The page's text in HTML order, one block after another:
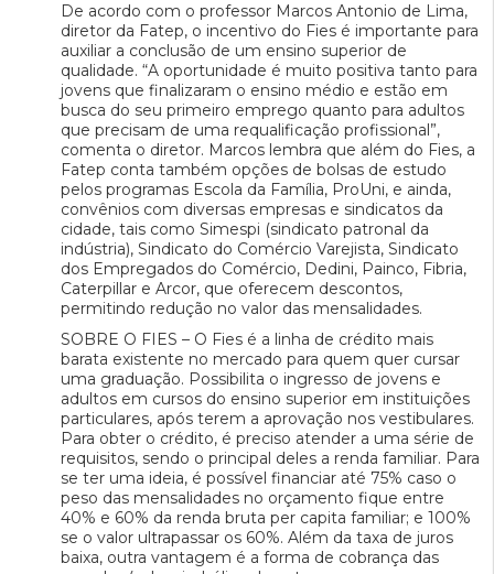
De acordo com o professor Marcos Antonio de Lima,
diretor da Fatep, o incentivo do Fies é importante para
auxiliar a conclusão de um ensino superior de
qualidade. “A oportunidade é muito positiva tanto para
jovens que finalizaram o ensino médio e estão em
busca do seu primeiro emprego quanto para adultos
que precisam de uma requalificação profissional”,
comenta o diretor. Marcos lembra que além do Fies, a
Fatep conta também opções de bolsas de estudo
pelos programas Escola da Família, ProUni, e ainda,
convênios com diversas empresas e sindicatos da
cidade, tais como Simespi (sindicato patronal da
indústria), Sindicato do Comércio Varejista, Sindicato
dos Empregados do Comércio, Dedini, Painco, Fibria,
Caterpillar e Arcor, que oferecem descontos,
permitindo redução no valor das mensalidades.
SOBRE O FIES – O Fies é a linha de crédito mais
barata existente no mercado para quem quer cursar
uma graduação. Possibilita o ingresso de jovens e
adultos em cursos do ensino superior em instituições
particulares, após terem a aprovação nos vestibulares.
Para obter o crédito, é preciso atender a uma série de
requisitos, sendo o principal deles a renda familiar. Para
se ter uma ideia, é possível financiar até 75% caso o
peso das mensalidades no orçamento fique entre
40% e 60% da renda bruta per capita familiar; e 100%
se o valor ultrapassar os 60%. Além da taxa de juros
baixa, outra vantagem é a forma de cobrança das